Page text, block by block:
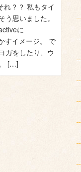
れ？？ 私もタイ
う思いました。
に
すイメージ。 で
ガをしたり、ウ
[…]